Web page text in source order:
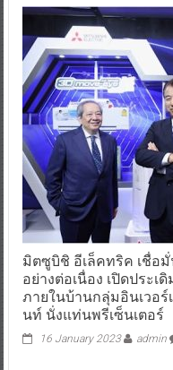
มิตซูบิชิ อีเล็คทริค เชื่อ
อย่างต่อเนื่อง เปิดประ
ภายในบ้านกลุ่มอินเวอ
นท์ นั่งแท่นพรีเซ็นเตอร์
16 January 2023 admin